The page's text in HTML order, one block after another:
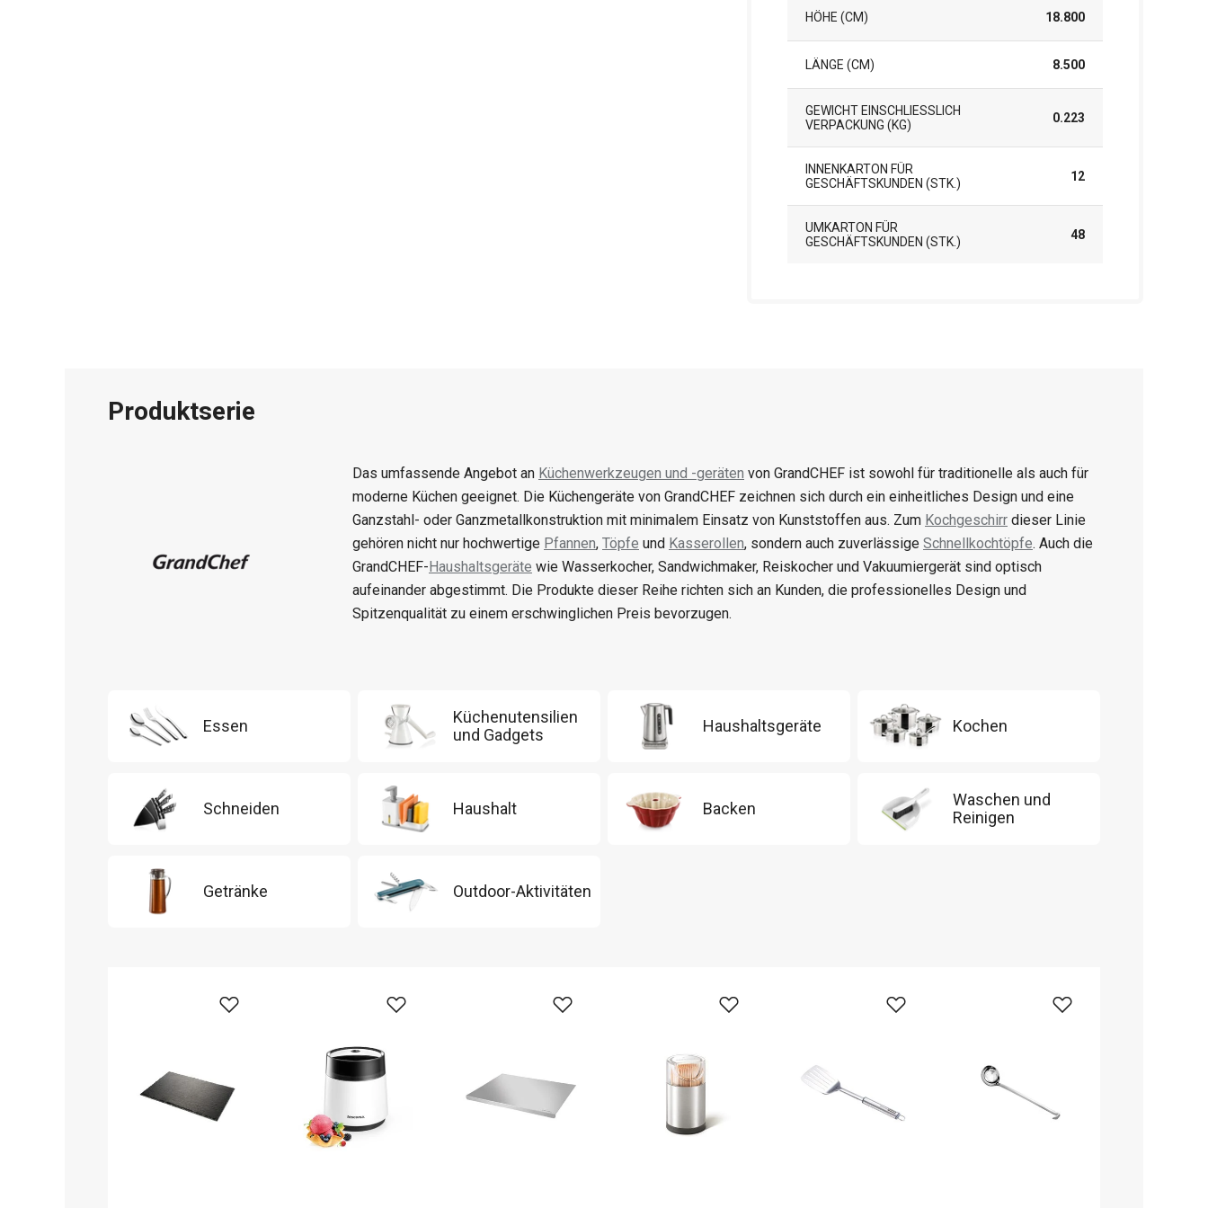
HÖHE (CM) 18.800
LÄNGE (CM) 8.500
GEWICHT EINSCHLIESSLICH V
ERPACKUNG (KG)
0.223
INNENKARTON FÜR
GESCHÄFTSKUNDEN (STK.)
12
UMKARTON FÜR
GESCHÄFTSKUNDEN (STK.)
48
Produktserie
Das umfassende Angebot an Küchenwerkzeugen und -geräten von GrandCHEF ist sowohl für traditionelle als auch für
moderne Küchen geeignet. Die Küchengeräte von GrandCHEF zeichnen sich durch ein einheitliches Design und eine
Ganzstahl- oder Ganzmetallkonstruktion mit minimalem Einsatz von Kunststoffen aus. Zum Kochgeschirr dieser Linie
gehören nicht nur hochwertige Pfannen, Töpfe und Kasserollen, sondern auch zuverlässige Schnellkochtöpfe. Auch die
GrandCHEF-Haushaltsgeräte wie Wasserkocher, Sandwichmaker, Reiskocher und Vakuumiergerät sind optisch
aufeinander abgestimmt. Die Produkte dieser Reihe richten sich an Kunden, die professionelles Design und
Spitzenqualität zu einem erschwinglichen Preis bevorzugen.
Essen
Küchenutensilien
und Gadgets
Haushaltsgeräte Kochen
Schneiden Haushalt Backen
Waschen und
Reinigen
Getränke Outdoor-Aktivitäten